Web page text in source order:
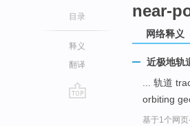
目录
释义
翻译
near-
网络释义
近极地轨
... 轨道
orbiting
基于1个网页